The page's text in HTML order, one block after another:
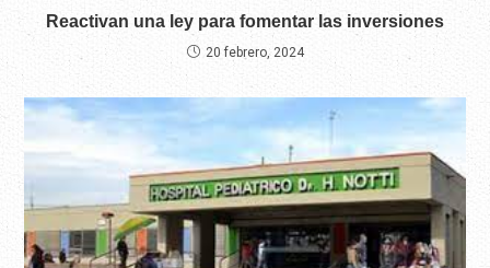
Reactivan una ley para fomentar las inversiones
20 febrero, 2024